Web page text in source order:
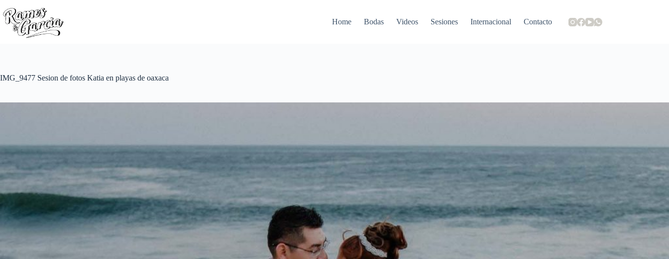
Home Bodas Videos Sesiones Internacional Contacto
IMG_9477 Sesion de fotos Katia en playas de oaxaca